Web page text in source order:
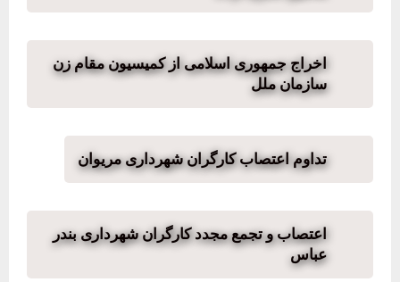
اخراج جمهوری اسلامی از کمیسیون مقام زن
سازمان ملل
تداوم اعتصاب کارگران شهرداری مریوان
اعتصاب و تجمع مجدد کارگران شهرداری بندر
عباس